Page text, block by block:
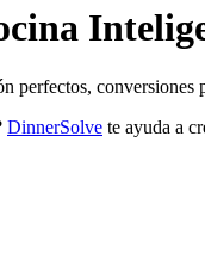
perfectos,
DinnerSolve te ayuda a